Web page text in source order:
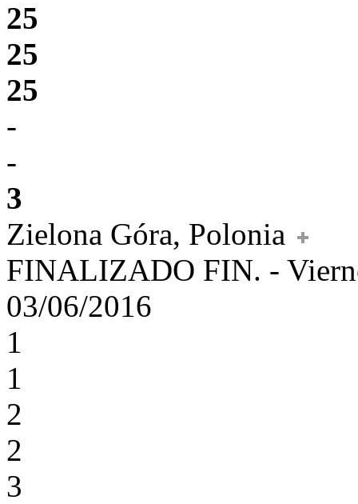
25
25
25
-
-
3
Zielona Góra, Polonia
FINALIZADO FIN. -
03/06/2016
1
1
2
2
3